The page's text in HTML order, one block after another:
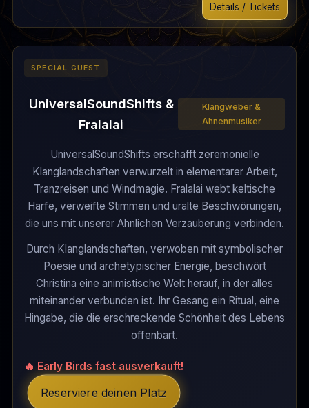
Details / Tickets
SPECIAL GUEST
UniversalSoundShifts &
Fralalai
Klangweber &
Ahnenmusiker
UniversalSoundShifts erschafft zeremonielle
Klanglandschaften verwurzelt in elementarer Arbeit,
Tranzreisen und Windmagie. Fralalai webt keltische
Harfe, verweifte Stimmen und uralte Beschwörungen,
die uns mit unserer Ahnlichen Verzauberung verbinden.
Durch Klanglandschaften, verwoben mit symbolischer
Poesie und archetypischer Energie, beschwört
Christina eine animistische Welt herauf, in der alles
miteinander verbunden ist. Ihr Gesang ein Ritual, eine
Hingabe, die die erschreckende Schönheit des Lebens
offenbart.
🔥 Early Birds fast ausverkauft!
Reserviere deinen Platz